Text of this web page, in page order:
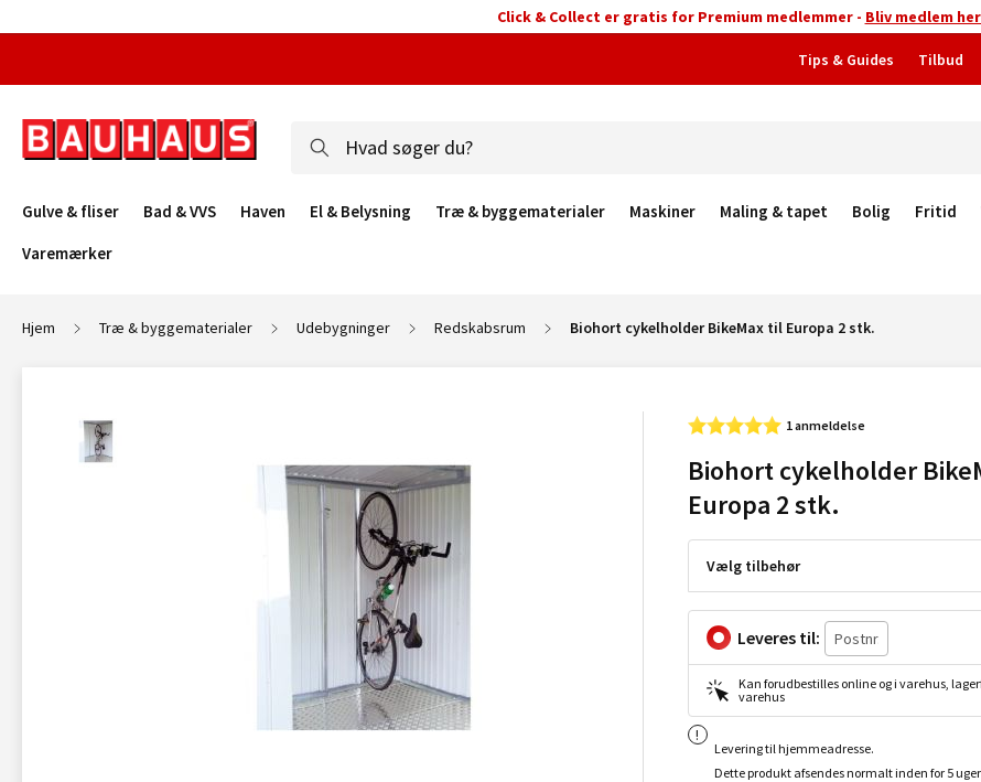
Click & Collect er gratis for Premium medlemmer - Bliv medlem
Tips & Guides Tilbud
Gulve & fliser Bad & VVS Haven El & Belysning Træ & byggematerialer Maskiner Maling & tapet Bolig Fritid
Varemærker
Hjem Træ & byggematerialer Udebygninger Redskabsrum Biohort cykelholder BikeMax til Europa 2 stk.
1 anmeldelse
Biohort cykelholder
Europa 2 stk.
Vælg tilbehør
Leveres til:
Kan forudbestilles online og i varehus,
varehus
Levering til hjemmeadresse.
Dette produkt afsendes normalt inden for 5 uger